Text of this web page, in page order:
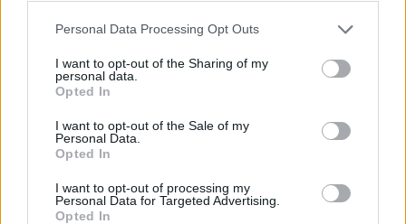
Please note that this website/app uses one or more Google
not limited to your visit or usage behaviour. You may click to
grant or deny consent to Google and its third-party tags to
use your data for below specified purposes in below Google
consent section.
Personal Data Processing Opt Outs
I want to opt-out of the Sharing of my
personal data.
Opted In
I want to opt-out of the Sale of my
Personal Data.
Opted In
I want to opt-out of processing my
Personal Data for Targeted Advertising.
Opted In